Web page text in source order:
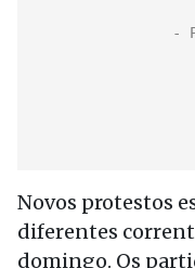
Novos protestos
diferentes
domingo. Os